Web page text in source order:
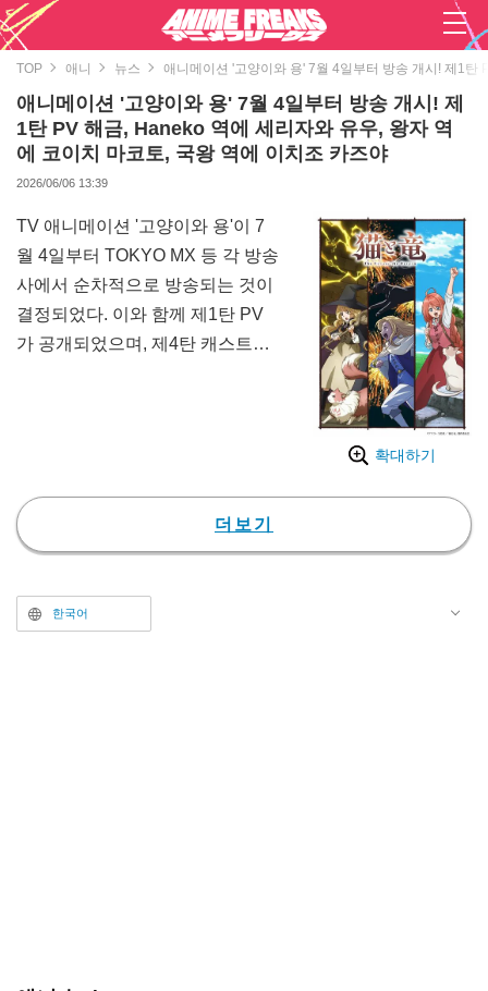
TOP 애니 뉴스 애니메이션 '고양이와 용' 7월 4일부터 방송 개시! 제1탄
애니메이션 '고양이와 용' 7월 4일부터 방송 개시! 제
1탄 PV 해금, Haneko 역에 세리자와 유우, 왕자 역
에 코이치 마코토, 국왕 역에 이치조 카즈야
2026/06/06 13:39
확대하기
TV 애니메이션 '고양이와 용'이 7
월 4일부터 TOKYO MX 등 각 방송
사에서 순차적으로 방송되는 것이
결정되었다. 이와 함께 제1탄 PV
가 공개되었으며, 제4탄 캐스트로
돌파하며 타카라지마샤에서 간행
중인 노블 및 코믹 '고양이와 용'(원
마이, 만화: 사사키 이즈미)이 원작
이다. 고양이의 손에 자란 용과 고
더보기
한국어